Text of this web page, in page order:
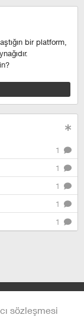
bir platform,
1
1
1
1
1
sözleşmesi